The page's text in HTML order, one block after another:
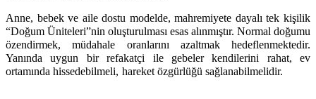
Anne, bebek ve aile dostu modelde, mahremiyete dayalı tek kişilik
“Doğum Üniteleri”nin oluşturulması esas alınmıştır. Normal doğumu
özendirmek, müdahale oranlarını azaltmak hedeflenmektedir.
Yanında uygun bir refakatçi ile gebeler kendilerini rahat, ev
ortamında hissedebilmeli, hareket özgürlüğü sağlanabilmelidir.